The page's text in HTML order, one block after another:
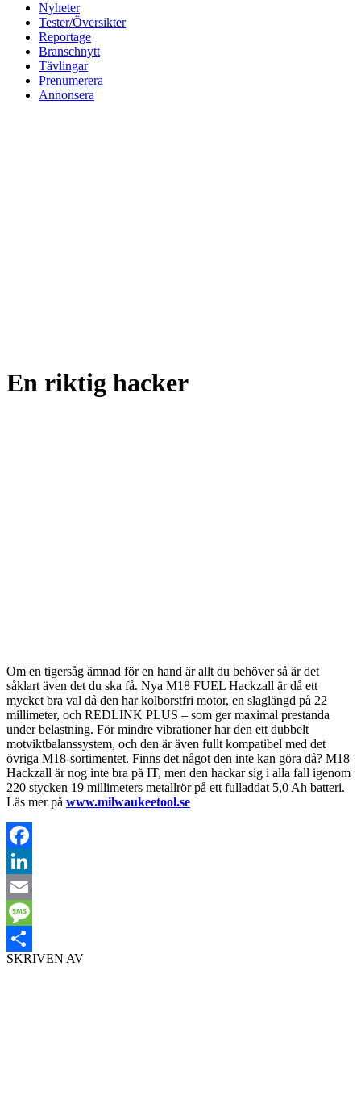
Nyheter
Tester/Översikter
Reportage
Branschnytt
Tävlingar
Prenumerera
Annonsera
En riktig hacker
Om en tigersåg ämnad för en hand är allt du behöver så är det
såklart även det du ska få. Nya M18 FUEL Hackzall är då ett
mycket bra val då den har kolborstfri motor, en slaglängd på 22
millimeter, och REDLINK PLUS – som ger maximal prestanda
under belastning. För mindre vibrationer har den ett dubbelt
motviktbalanssystem, och den är även fullt kompatibel med det
övriga M18-sortimentet. Finns det något den inte kan göra då? M18
Hackzall är nog inte bra på IT, men den hackar sig i alla fall igenom
220 stycken 19 millimeters metallrör på ett fulladdat 5,0 Ah batteri.
Läs mer på www.milwaukeetool.se
Facebook
LinkedIn
Email
Message
Dela
SKRIVEN AV